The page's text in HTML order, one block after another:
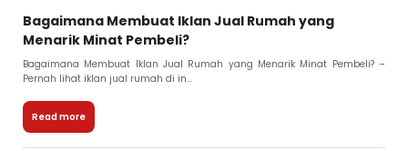
Bagaimana Membuat Iklan Jual Rumah yang
Menarik Minat Pembeli?
Bagaimana Membuat Iklan Jual Rumah yang Menarik Minat Pembeli? –
Pernah lihat iklan jual rumah di in...
Read more